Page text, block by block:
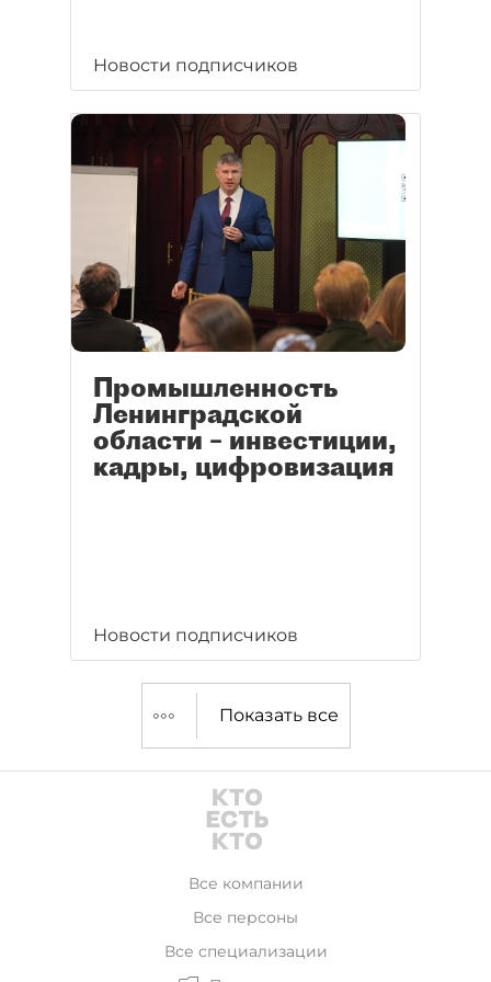
Новости подписчиков
Промышленность
Ленинградской
области – инвестиции,
кадры, цифровизация
Новости подписчиков
Показать все
Все компании
Все персоны
Все специализации